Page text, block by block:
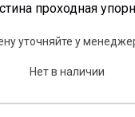
проходная
уточняйте у
Нет в наличии